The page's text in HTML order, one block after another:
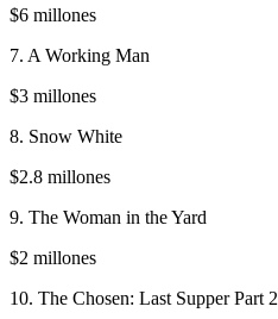
$6 millones
7. A Working Man
$3 millones
8. Snow White
$2.8 millones
9. The Woman in the Yard
$2 millones
10. The Chosen: Last Supper Part 2